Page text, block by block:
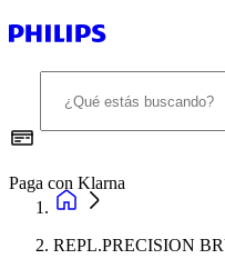
Paga con Klarna
REPL.PRECISION